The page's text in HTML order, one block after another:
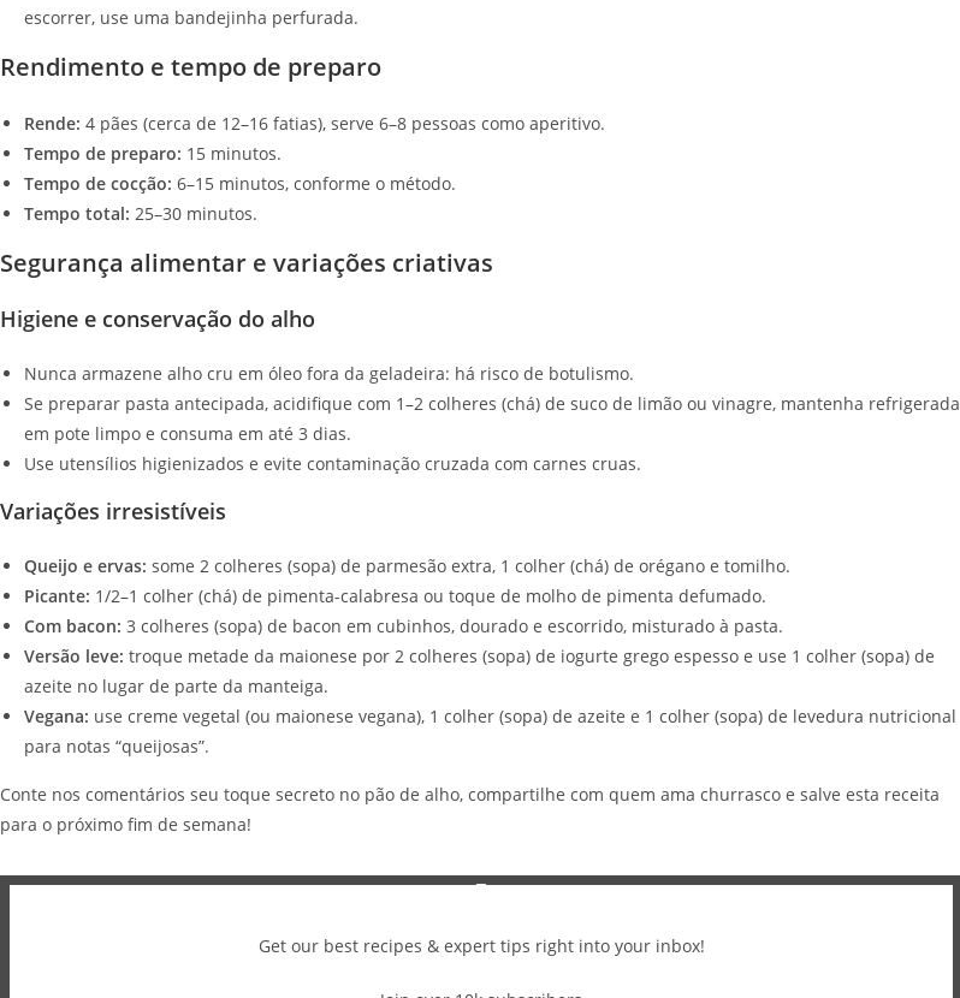
escorrer, use uma bandejinha perfurada.
Rendimento e tempo de preparo
Rende: 4 pães (cerca de 12–16 fatias), serve 6–8 pessoas como aperitivo.
Tempo de preparo: 15 minutos.
Tempo de cocção: 6–15 minutos, conforme o método.
Tempo total: 25–30 minutos.
Segurança alimentar e variações criativas
Higiene e conservação do alho
Nunca armazene alho cru em óleo fora da geladeira: há risco de botulismo.
Se preparar pasta antecipada, acidifique com 1–2 colheres (chá) de suco de limão ou vinagre, mantenha refrigerada
em pote limpo e consuma em até 3 dias.
Use utensílios higienizados e evite contaminação cruzada com carnes cruas.
Variações irresistíveis
Queijo e ervas: some 2 colheres (sopa) de parmesão extra, 1 colher (chá) de orégano e tomilho.
Picante: 1/2–1 colher (chá) de pimenta-calabresa ou toque de molho de pimenta defumado.
Com bacon: 3 colheres (sopa) de bacon em cubinhos, dourado e escorrido, misturado à pasta.
Versão leve: troque metade da maionese por 2 colheres (sopa) de iogurte grego espesso e use 1 colher (sopa) de
azeite no lugar de parte da manteiga.
Vegana: use creme vegetal (ou maionese vegana), 1 colher (sopa) de azeite e 1 colher (sopa) de levedura nutricional
para notas “queijosas”.
Conte nos comentários seu toque secreto no pão de alho, compartilhe com quem ama churrasco e salve esta receita
para o próximo fim de semana!
Get our best recipes & expert tips right into your inbox!